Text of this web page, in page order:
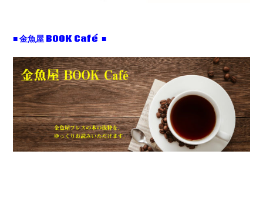
■ 金魚屋 BOOK Café ■